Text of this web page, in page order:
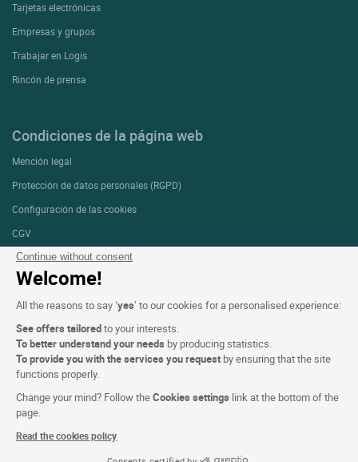
Continue without consent
Welcome!
All the reasons to say ‘yes’ to our cookies for a personalised experience:
See offers tailoredto your interests.
To better understand your needs by producing statistics.
To provide you with the services you request by ensuring that the site
functions properly.
Change your mind? Follow theCookies settings link at the bottom of the
page.
Read the cookies policy
Tarjetas electrónicas
Empresas y grupos
Trabajar en Logis
Rincón de prensa
Condiciones de la página web
Mención legal
Protección de datos personales (RGPD)
Configuración de las cookies
CGV
Asistencia
Mapa del sitio
Créditos
fotografías